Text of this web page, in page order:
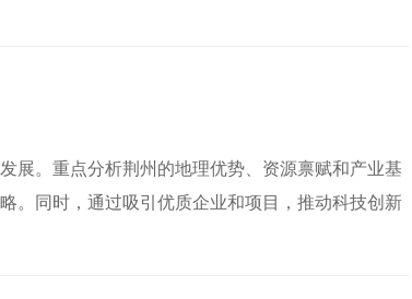
展。重点分析荆州的地理优势、资源禀赋和产业基
。同时，通过吸引优质企业和项目，推动科技创新